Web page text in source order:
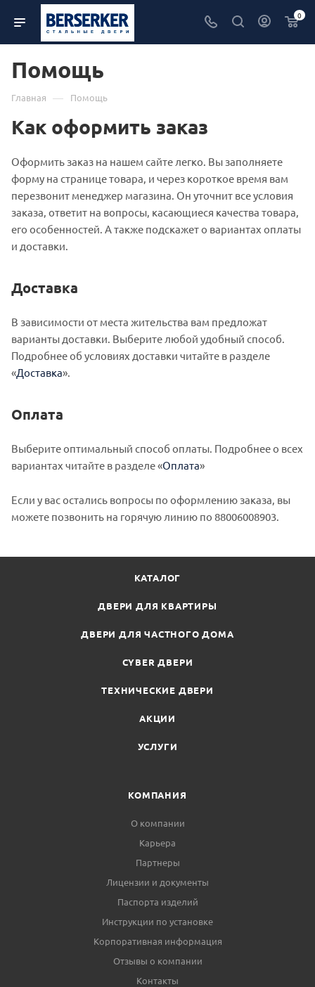
0
Помощь
Главная — Помощь
Как оформить заказ
Оформить заказ на нашем сайте легко. Вы заполняете
форму на странице товара, и через короткое время вам
перезвонит менеджер магазина. Он уточнит все условия
заказа, ответит на вопросы, касающиеся качества товара,
его особенностей. А также подскажет о вариантах оплаты
и доставки.
Доставка
В зависимости от места жительства вам предложат
варианты доставки. Выберите любой удобный способ.
Подробнее об условиях доставки читайте в разделе
«Доставка».
Оплата
Выберите оптимальный способ оплаты. Подробнее о всех
вариантах читайте в разделе «Оплата»
Если у вас остались вопросы по оформлению заказа, вы
можете позвонить на горячую линию по 88006008903.
КАТАЛОГ
ДВЕРИ ДЛЯ КВАРТИРЫ
ДВЕРИ ДЛЯ ЧАСТНОГО ДОМА
CYBER ДВЕРИ
ТЕХНИЧЕСКИЕ ДВЕРИ
АКЦИИ
УСЛУГИ
КОМПАНИЯ
О компании
Карьера
Партнеры
Лицензии и документы
Паспорта изделий
Инструкции по установке
Корпоративная информация
Отзывы о компании
Контакты